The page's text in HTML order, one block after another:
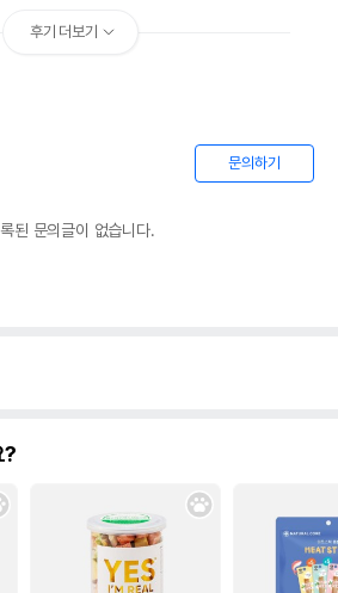
후기 더보기
문의하기
된 문의글이 없습니다.
?